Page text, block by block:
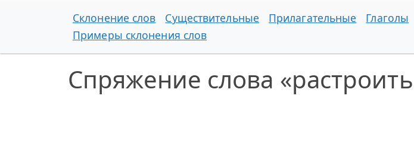
Склонение слов Существительные Прилагательные Глаголы
Примеры склонения слов
Спряжение слова